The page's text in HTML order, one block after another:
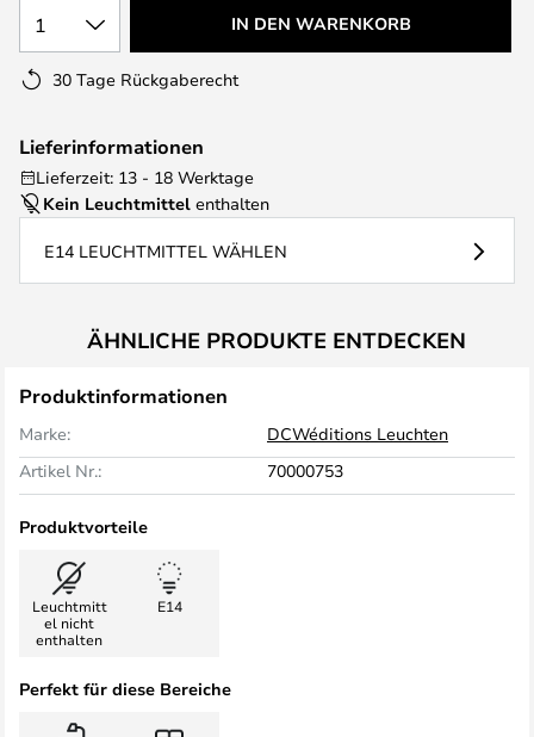
1 IN DEN WARENKORB
30 Tage Rückgaberecht
Lieferinformationen
Lieferzeit: 13 - 18 Werktage
Kein Leuchtmittel enthalten
E14 LEUCHTMITTEL WÄHLEN
ÄHNLICHE PRODUKTE ENTDECKEN
Produktinformationen
Marke:
DCWéditions Leuchten
Artikel Nr.:
70000753
Produktvorteile
Leuchtmitt
el nicht
enthalten
E14
Perfekt für diese Bereiche